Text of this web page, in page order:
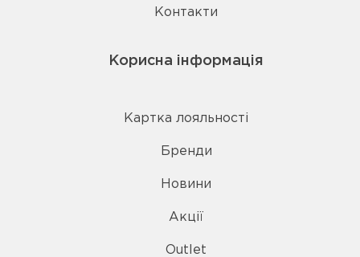
Контакти
Корисна інформація
Картка лояльності
Бренди
Новини
Акції
Outlet